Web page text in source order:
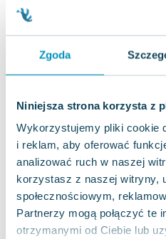
Zgoda
Niniejsza strona korzysta z
Wykorzystujemy pliki cookie
i reklam, aby oferować
analizować ruch w naszej
korzystasz z naszej witryny,
społecznościowym,
Partnerzy mogą połączyć te
otrzymanymi od Ciebie lub
Lena po raz
powiedzieć
Miękka
13.77zł jak nowa
16.90złtaniej o3.13zł